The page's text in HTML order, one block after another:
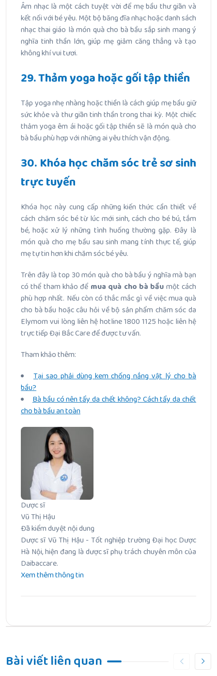
Âm nhạc là một cách tuyệt vời để mẹ bầu thư giãn và
kết nối với bé yêu. Một bộ băng đĩa nhạc hoặc danh sách
nhạc thai giáo là món quà cho bà bầu sắp sinh mang ý
nghĩa tinh thần lớn, giúp mẹ giảm căng thẳng và tạo
không khí vui tươi.
29. Thảm yoga hoặc gối tập thiền
Tập yoga nhẹ nhàng hoặc thiền là cách giúp mẹ bầu giữ
sức khỏe và thư giãn tinh thần trong thai kỳ. Một chiếc
thảm yoga êm ái hoặc gối tập thiền sẽ là món quà cho
bà bầu phù hợp với những ai yêu thích vận động.
30. Khóa học chăm sóc trẻ sơ sinh
trực tuyến
Khóa học này cung cấp những kiến thức cần thiết về
cách chăm sóc bé từ lúc mới sinh, cách cho bé bú, tắm
bé, hoặc xử lý những tình huống thường gặp. Đây là
món quà cho mẹ bầu sau sinh mang tính thực tế, giúp
mẹ tự tin hơn khi chăm sóc bé yêu.
Trên đây là top 30 món quà cho bà bầu ý nghĩa mà bạn
có thể tham khảo để mua quà cho bà bầu một cách
phù hợp nhất. Nếu còn có thắc mắc gì về việc mua quà
cho bà bầu hoặc câu hỏi về bộ sản phẩm chăm sóc da
Elymom vui lòng liên hệ hotline 1800 1125 hoặc liên hệ
trực tiếp Đại Bắc Care để được tư vấn.
Tham khảo thêm:
Tại sao phải dùng kem chống nắng vật lý cho bà
bầu?
Bà bầu có nên tẩy da chết không? Cách tẩy da chết
cho bà bầu an toàn
Dược sĩ
Vũ Thị Hậu
Đã kiểm duyệt nội dung
Dược sĩ Vũ Thị Hậu - Tốt nghiệp trường Đại học Dược
Hà Nội, hiện đang là dược sĩ phụ trách chuyên môn của
Daibaccare.
Xem thêm thông tin
bé
Bài viết liên quan